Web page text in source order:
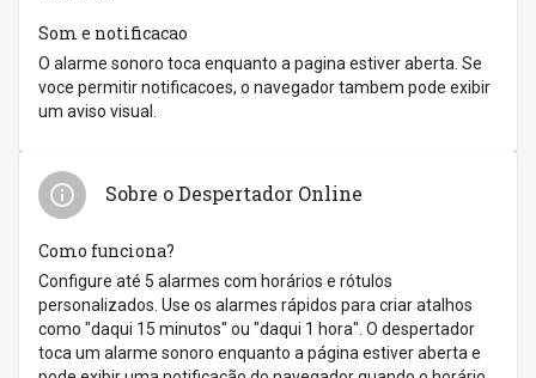
Som e notificacao
O alarme sonoro toca enquanto a pagina estiver aberta. Se
voce permitir notificacoes, o navegador tambem pode exibir
um aviso visual.
Sobre o Despertador Online
Como funciona?
Configure até 5 alarmes com horários e rótulos
personalizados. Use os alarmes rápidos para criar atalhos
como "daqui 15 minutos" ou "daqui 1 hora". O despertador
toca um alarme sonoro enquanto a página estiver aberta e